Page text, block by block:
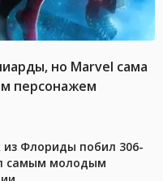
но Marvel сама
персонажем
из Флориды побил 306-
самым молодым